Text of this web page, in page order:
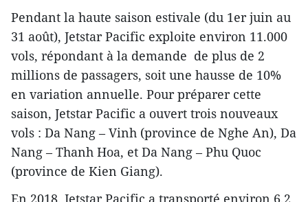
Pendant la haute saison estivale (du 1er juin au
31 août), Jetstar Pacific exploite environ 11.000
vols, répondant à la demande de plus de 2
millions de passagers, soit une hausse de 10%
en variation annuelle. Pour préparer cette
saison, Jetstar Pacific a ouvert trois nouveaux
vols : Da Nang – Vinh (province de Nghe An), Da
Nang – Thanh Hoa, et Da Nang – Phu Quoc
(province de Kien Giang).
En 2018, Jetstar Pacific a transporté environ 6,2